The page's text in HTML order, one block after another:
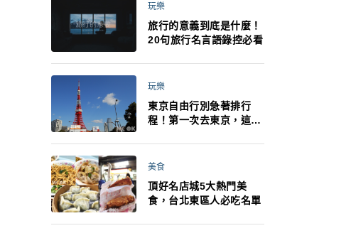
玩樂
旅行的意義到底是什麼！
20句旅行名言語錄控必看
玩樂
東京自由行別急著排行
程！第一次去東京，這10
美食
頂好名店城5大熱門美
食，台北東區人必吃名單